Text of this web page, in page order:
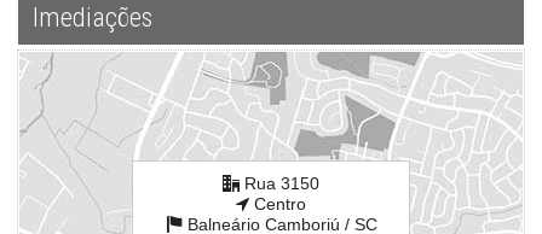
Imediações
Rua 3150
Centro
Balneário Camboriú / SC